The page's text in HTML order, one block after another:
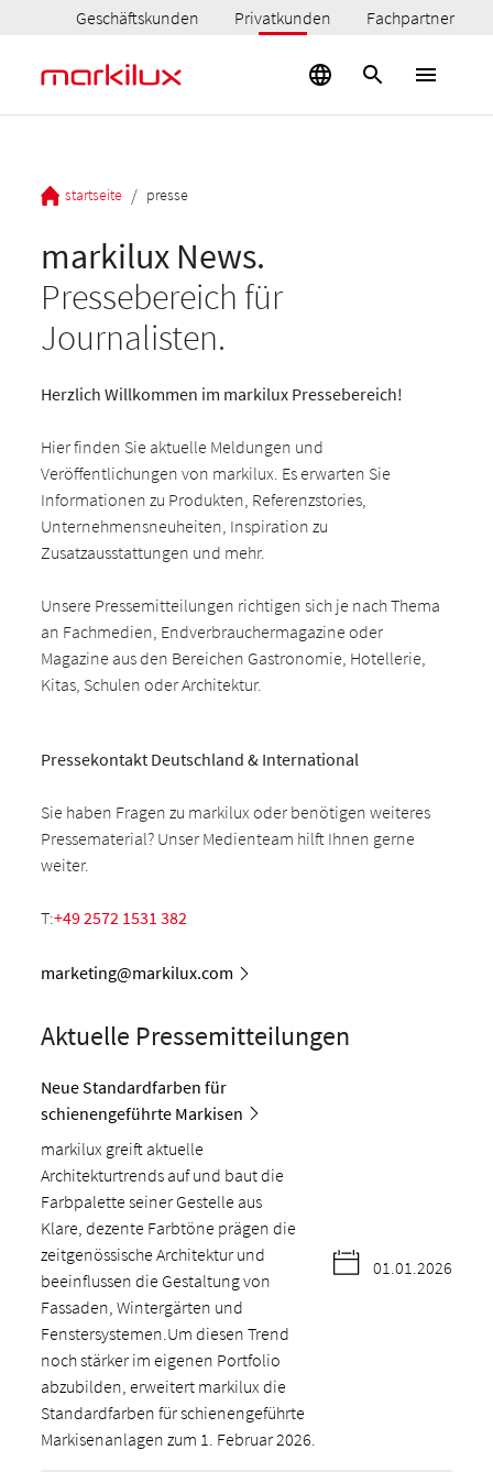
Geschäftskunden Privatkunden Fachpartner
startseite / presse
markilux News.
Pressebereich für
Journalisten.
Herzlich Willkommen im markilux Pressebereich!
Hier finden Sie aktuelle Meldungen und
Veröffentlichungen von markilux. Es erwarten Sie
Informationen zu Produkten, Referenzstories,
Unternehmensneuheiten, Inspiration zu
Zusatzausstattungen und mehr.
Unsere Pressemitteilungen richtigen sich je nach Thema
an Fachmedien, Endverbrauchermagazine oder
Magazine aus den Bereichen Gastronomie, Hotellerie,
Kitas, Schulen oder Architektur.
Pressekontakt Deutschland & International
Sie haben Fragen zu markilux oder benötigen weiteres
Pressematerial? Unser Medienteam hilft Ihnen gerne
weiter.
T:+49 2572 1531 382
marketing@markilux.com
Aktuelle Pressemitteilungen
Neue Standardfarben für
schienengeführte Markisen
markilux greift aktuelle
Architekturtrends auf und baut die
Farbpalette seiner Gestelle aus
Klare, dezente Farbtöne prägen die
zeitgenössische Architektur und
beeinflussen die Gestaltung von
Fassaden, Wintergärten und
Fenstersystemen.Um diesen Trend
noch stärker im eigenen Portfolio
abzubilden, erweitert markilux die
Standardfarben für schienengeführte
Markisenanlagen zum 1. Februar 2026.
01.01.2026